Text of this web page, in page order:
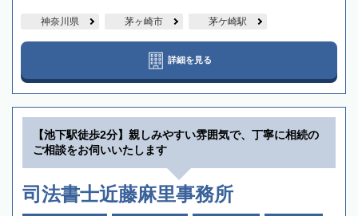
神奈川県 茅ヶ崎市 茅ケ崎駅
詳細を見る
【池下駅徒歩2分】親しみやすい雰囲気で、丁寧に相続の
ご相談をお伺いいたします
司法書士近藤麻里事務所